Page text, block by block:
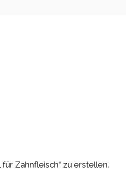
Zahnfleisch“ zu erstellen.